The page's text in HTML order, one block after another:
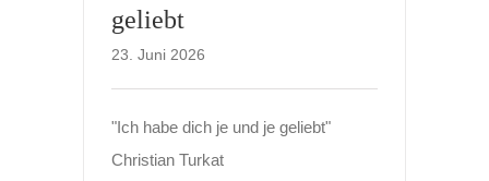
geliebt
23. Juni 2026
"Ich habe dich je und je geliebt"
Christian Turkat